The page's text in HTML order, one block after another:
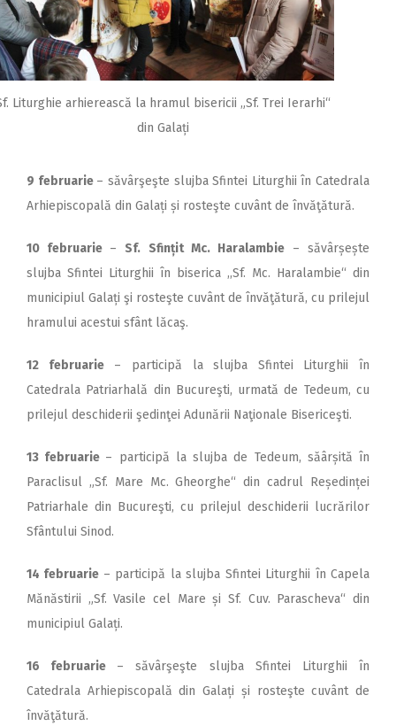
Liturghie arhierească la hramul bisericii „Sf. Trei Ierarhi“
din Galați
9 februarie – săvârşeşte slujba Sfintei Liturghii în Catedrala
Arhiepiscopală din Galați și rosteşte cuvânt de învăţătură.
10 februarie – Sf. Sfințit Mc. Haralambie– săvârșește
slujba Sfintei Liturghii în biserica ,,Sf. Mc. Haralambie“ din
municipiul Galați şi rosteşte cuvânt de învăţătură, cu prilejul
hramului acestui sfânt lăcaş.
12 februarie– participă la slujba Sfintei Liturghii în
Catedrala Patriarhală din Bucureşti, urmată de Tedeum, cu
prilejul deschiderii şedinţei Adunării Na­ţionale Bisericeşti.
13 februarie – participă la slujba de Tedeum, săârșită în
Paraclisul „Sf. Mare Mc. Gheorghe“ din cadrul Reședinței
Patriarhale din Bucureşti, cu prilejul deschiderii lucrărilor
Sfântului Sinod.
14 februarie – participă la slujba Sfintei Liturghii în Capela
Mănăstirii „Sf. Vasile cel Mare și Sf. Cuv. Parascheva“ din
municipiul Galați.
16 februarie – săvârşeşte slujba Sfintei Liturghii în
Catedrala Arhiepiscopală din Galați și rosteşte cuvânt de
învăţătură.